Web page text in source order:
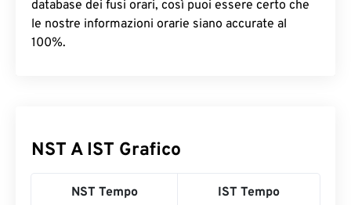
database dei fusi orari, così puoi essere certo che
le nostre informazioni orarie siano accurate al
100%.
NST A IST Grafico
NST Tempo IST Tempo